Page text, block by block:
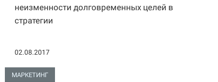
неизменности долговременных целей в
стратегии
02.08.2017
МАРКЕТИНГ